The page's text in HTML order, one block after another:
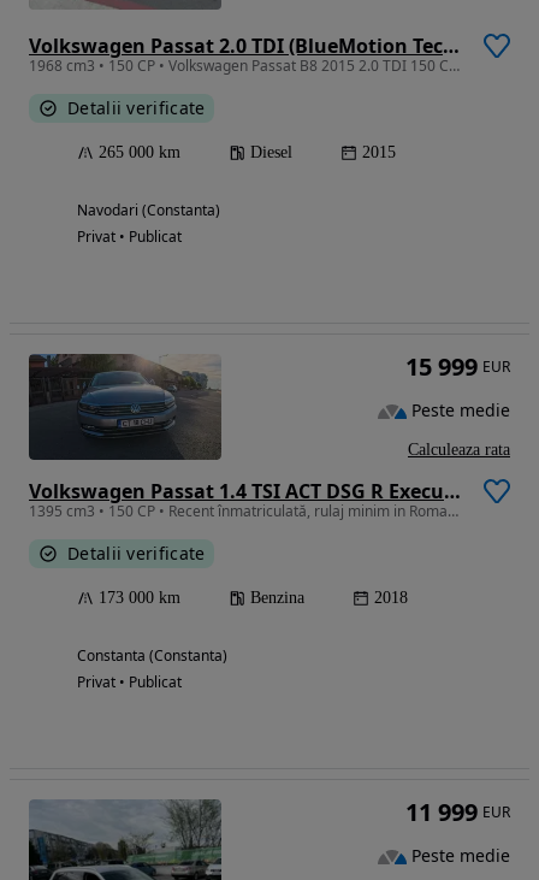
Volkswagen Passat 2.0 TDI (BlueMotion Technology) DSG Comfortline
1968 cm3 • 150 CP • Volkswagen Passat B8 2015 2.0 TDI 150 CP fara AdBlue
Detalii verificate
265 000 km Diesel 2015
Navodari (Constanta)
Privat • Publicat
Volkswagen Passat 1.4 TSI ACT DSG R Executive
1395 cm3 • 150 CP • Recent înmatriculată, rulaj minim in Romania.
Detalii verificate
173 000 km Benzina 2018
Constanta (Constanta)
Privat • Publicat
15 999 EUR
Peste medie
Calculeaza rata
11 999 EUR
Peste medie